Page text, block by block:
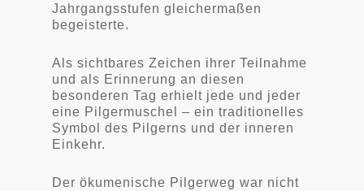
Jahrgangsstufen gleichermaßen
begeisterte.
Als sichtbares Zeichen ihrer Teilnahme
und als Erinnerung an diesen
besonderen Tag erhielt jede und jeder
eine Pilgermuschel – ein traditionelles
Symbol des Pilgerns und der inneren
Einkehr.
Der ökumenische Pilgerweg war nicht